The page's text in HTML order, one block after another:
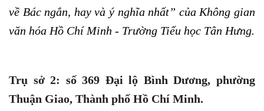
về Bác ngắn, hay và ý nghĩa nhất” của Không gian
văn hóa Hồ Chí Minh - Trường Tiểu học Tân Hưng.
Trụ sở 2: số 369 Đại lộ Bình Dương, phường
Thuận Giao, Thành phố Hồ Chí Minh.